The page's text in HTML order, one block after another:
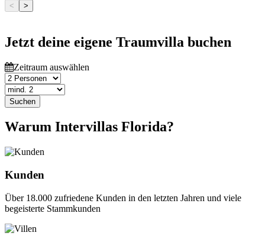
< >
Jetzt deine eigene Traumvilla buchen
Zeitraum auswählen
Suchen
Warum Intervillas Florida?
Kunden
Über 18.000 zufriedene Kunden in den letzten Jahren und viele
begeisterte Stammkunden